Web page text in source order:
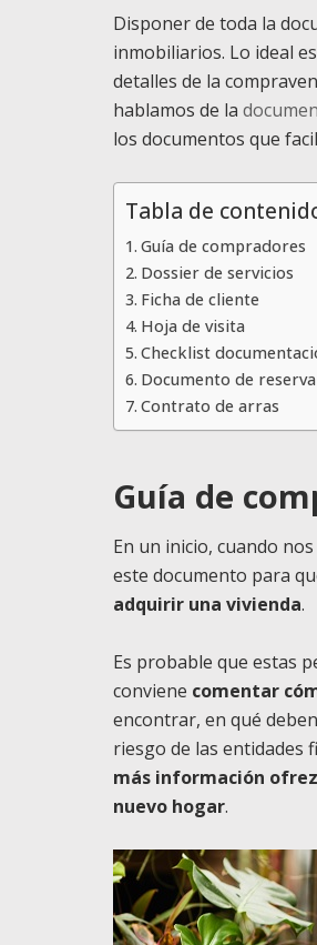
Disponer de toda la
inmobiliarios. Lo ideal
detalles de la
hablamos de la
los documentos que
Tabla de
Guía de compradores
Dossier de servicios
Ficha de cliente
Hoja de visita
Checklist
Documento de
Contrato de arras
Guía de
En un inicio, cuando
este documento para
adquirir una vivienda.
Es probable que estas
conviene comentar
encontrar, en qué
riesgo de las entidades
más información
nuevo hogar.